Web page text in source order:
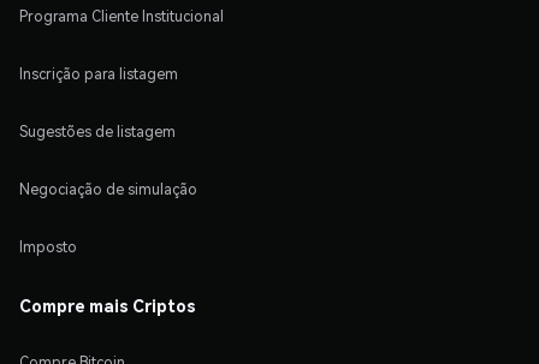
Programa Cliente Institucional
Inscrição para listagem
Sugestões de listagem
Negociação de simulação
Imposto
Compre mais Criptos